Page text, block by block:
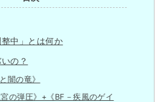
中」とは何か
の？
闇の竜》
の弾圧》+《BF－疾風のゲイ